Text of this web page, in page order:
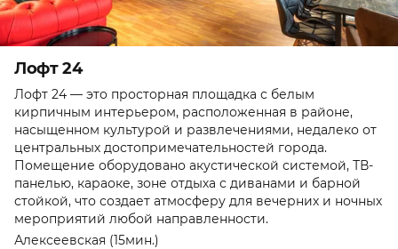
Лофт 24
Лофт 24 — это просторная площадка с белым
кирпичным интерьером, расположенная в районе,
насыщенном культурой и развлечениями, недалеко от
центральных достопримечательностей города.
Помещение оборудовано акустической системой, ТВ-
панелью, караоке, зоне отдыха с диванами и барной
стойкой, что создает атмосферу для вечерних и ночных
мероприятий любой направленности.
Алексеевская (15мин.)